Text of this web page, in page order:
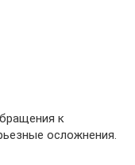
к
осложнения.